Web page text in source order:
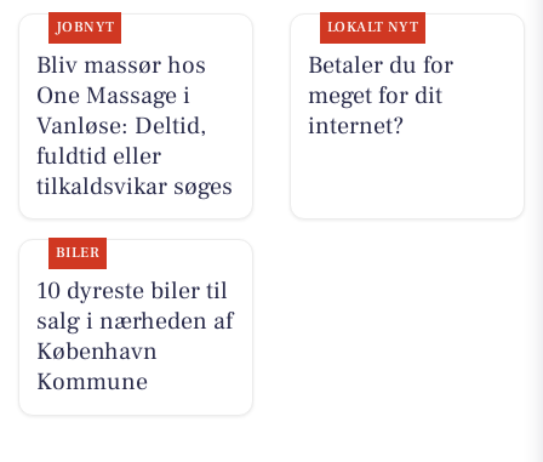
JOBNYT
Bliv massør hos
One Massage i
Vanløse: Deltid,
fuldtid eller
tilkaldsvikar søges
LOKALT NYT
Betaler du for
meget for dit
internet?
BILER
10 dyreste biler til
salg i nærheden af
København
Kommune